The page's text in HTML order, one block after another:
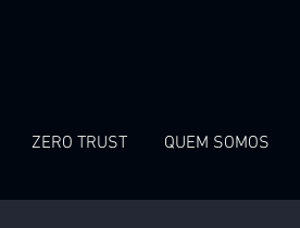
ZERO TRUST QUEM SOMOS